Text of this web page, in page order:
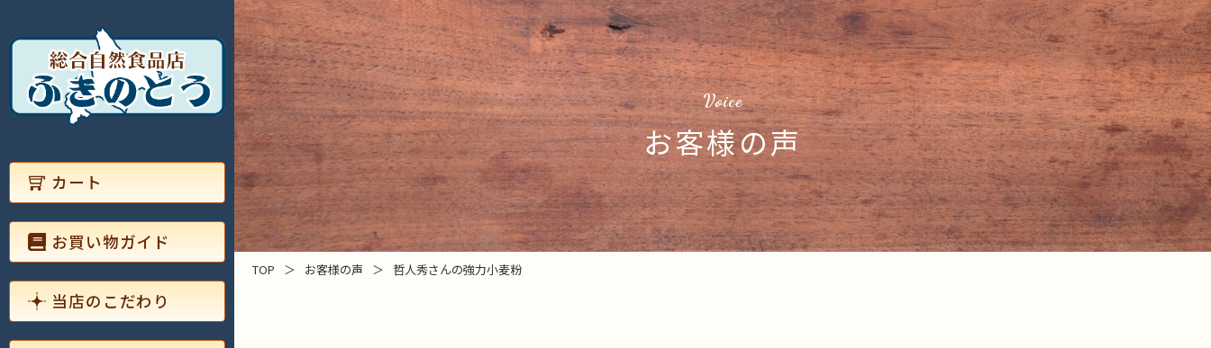
カート
お買い物ガイド
当店のこだわり
Voice
お客様の声
TOP ＞ お客様の声 ＞ 哲人秀さんの強力小麦粉